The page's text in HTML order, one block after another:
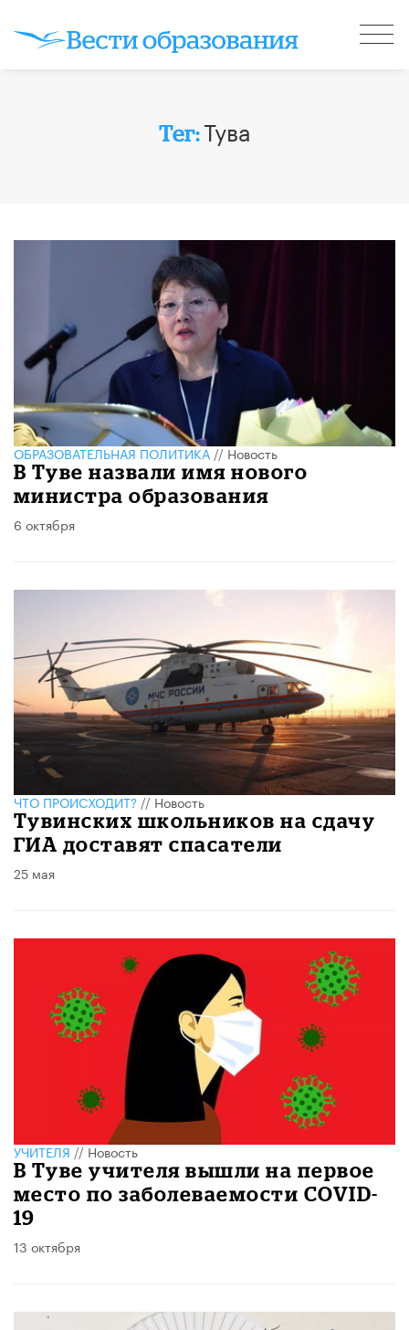
Тег:Тува
ОБРАЗОВАТЕЛЬНАЯ ПОЛИТИКА//Новость
В Туве назвали имя нового
министра образования
6 октября
ЧТО ПРОИСХОДИТ?//Новость
Тувинских школьников на сдачу
ГИА доставят спасатели
25 мая
УЧИТЕЛЯ//Новость
В Туве учителя вышли на первое
место по заболеваемости COVID-
19
13 октября